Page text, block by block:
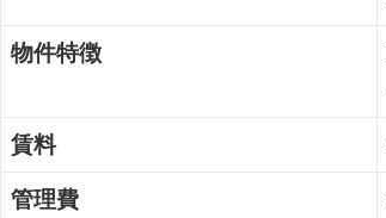
物件特徴
賃料
管理費